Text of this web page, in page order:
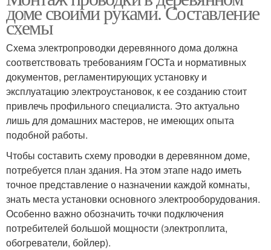
доме своими руками. Составление
схемы
Схема электропроводки деревянного дома должна
соответствовать требованиям ГОСТа и нормативных
документов, регламентирующих установку и
эксплуатацию электроустановок, к ее созданию стоит
привлечь профильного специалиста. Это актуально
лишь для домашних мастеров, не имеющих опыта
подобной работы.
Чтобы составить схему проводки в деревянном доме,
потребуется план здания. На этом этапе надо иметь
точное представление о назначении каждой комнаты,
знать места установки основного электрооборудования.
Особенно важно обозначить точки подключения
потребителей большой мощности (электроплита,
обогреватели, бойлер).